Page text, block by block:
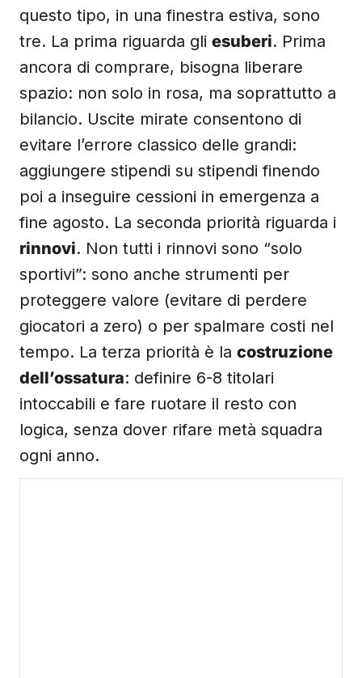
questo tipo, in una finestra estiva, sono
tre. La prima riguarda gli esuberi. Prima
ancora di comprare, bisogna liberare
spazio: non solo in rosa, ma soprattutto a
bilancio. Uscite mirate consentono di
evitare l’errore classico delle grandi:
aggiungere stipendi su stipendi finendo
poi a inseguire cessioni in emergenza a
fine agosto. La seconda priorità riguarda i
rinnovi. Non tutti i rinnovi sono “solo
sportivi”: sono anche strumenti per
proteggere valore (evitare di perdere
giocatori a zero) o per spalmare costi nel
tempo. La terza priorità è la costruzione
dell’ossatura: definire 6-8 titolari
intoccabili e fare ruotare il resto con
logica, senza dover rifare metà squadra
ogni anno.